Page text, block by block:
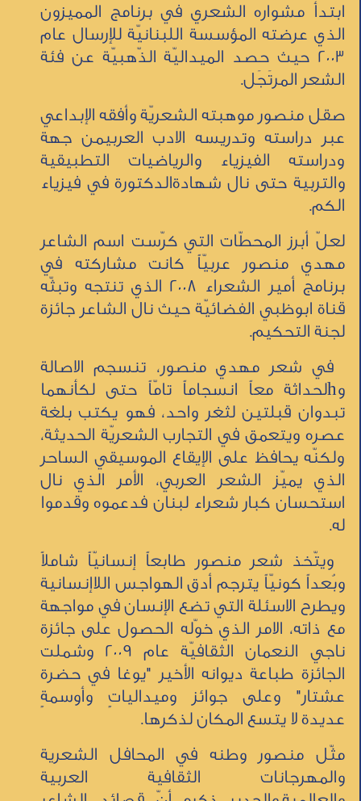
ابتدأ مشواره الشعري في برنامج المميزون
الذي عرضته المؤسسة اللبنانيّة للإرسال عام
2003 حيث حصد الميداليّة الذّهبيّة عن فئة
الشعر المرتَجَل.
صقل منصور موهبته الشعريّة وأفقه الإبداعي
عبر دراسته وتدريسه الادب العربيمن جهة
ودراسته الفيزياء والرياضيات التطبيقية
والتربية حتى نال شهادةالدكتورة في فيزياء
الكم.
لعلّ أبرز المحطّات التي كرّست اسم الشاعر
مهدي منصور عربيّاً كانت مشاركته في
برنامج أمير الشعراء 2008 الذي تنتجه وتبثّه
قناة ابوظبي الفضائيّة حيث نال الشاعر جائزة
لجنة التحكيم.
في شعر مهدي منصور، تنسجم الاصالة
وhلحداثة معاً انسجاماً تامّاً حتى لكأنهما
تبدوان قبلتين لثغر واحد، فهو يكتب بلغة
عصره ويتعمق في التجارب الشعريّة الحديثة،
ولكنّه يحافظ على الإيقاع الموسيقي الساحر
الذي يميّز الشعر العربي، الأمر الذي نال
استحسان كبار شعراء لبنان فدعموه وقدموا
له.
ويتّخذ شعر منصور طابعاً إنسانيّاً شاملاً
وبُعداً كونيّاً يترجم أدق الهواجس اللاإنسانية
ويطرح الاسئلة التي تضع الإنسان في مواجهة
مع ذاته، الامر الذي خوّله الحصول على جائزة
ناجي النعمان الثقافيّة عام 2009 وشملت
الجائزة طباعة ديوانه الأخير "يوغا في حضرة
عشتار" وعلى جوائز وميدالياتٍ وأوسمةٍ
عديدة لا يتسع المكان لذكرها.
مثّل منصور وطنه في المحافل الشعرية
والمهرجانات الثقافية العربية